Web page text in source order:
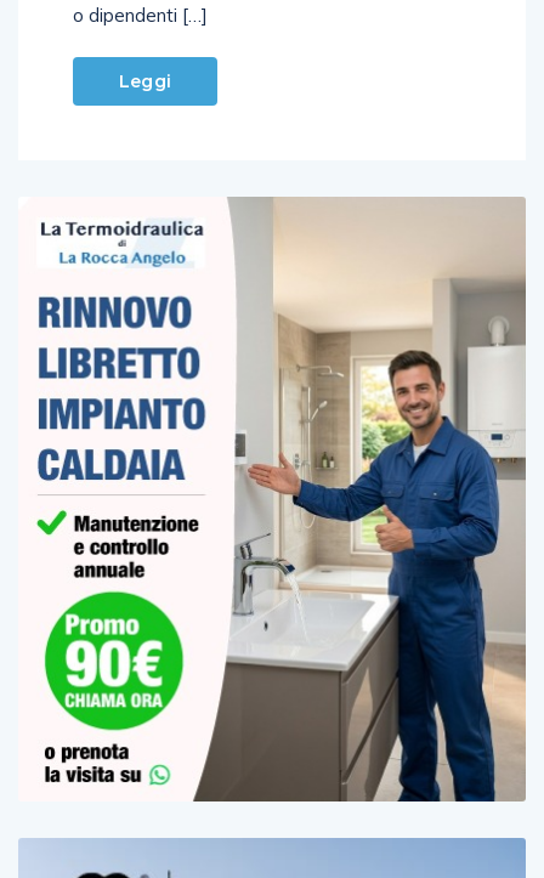
funzio- nario dell’Inps, dagli ispettori del lavoro
Leggi